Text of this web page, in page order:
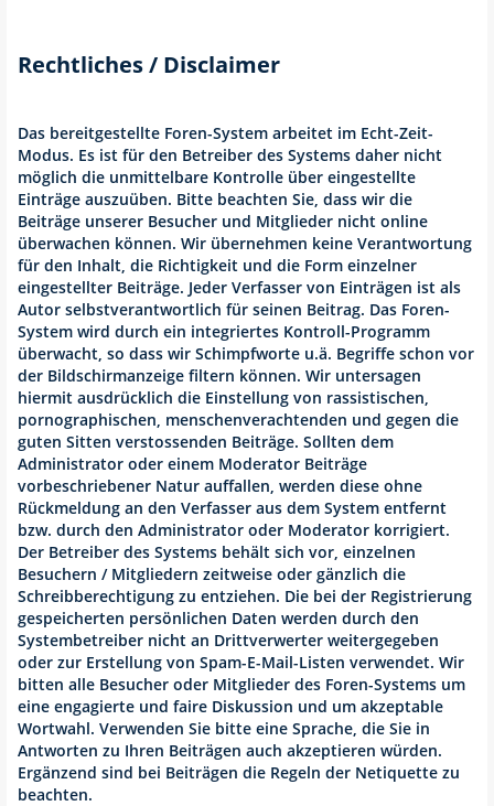
Rechtliches / Disclaimer
Das bereitgestellte Foren-System arbeitet im Echt-Zeit-
Modus. Es ist für den Betreiber des Systems daher nicht
möglich die unmittelbare Kontrolle über eingestellte
Einträge auszuüben. Bitte beachten Sie, dass wir die
Beiträge unserer Besucher und Mitglieder nicht online
überwachen können. Wir übernehmen keine Verantwortung
für den Inhalt, die Richtigkeit und die Form einzelner
eingestellter Beiträge. Jeder Verfasser von Einträgen ist als
Autor selbstverantwortlich für seinen Beitrag. Das Foren-
System wird durch ein integriertes Kontroll-Programm
überwacht, so dass wir Schimpfworte u.ä. Begriffe schon vor
der Bildschirmanzeige filtern können. Wir untersagen
hiermit ausdrücklich die Einstellung von rassistischen,
pornographischen, menschenverachtenden und gegen die
guten Sitten verstossenden Beiträge. Sollten dem
Administrator oder einem Moderator Beiträge
vorbeschriebener Natur auffallen, werden diese ohne
Rückmeldung an den Verfasser aus dem System entfernt
bzw. durch den Administrator oder Moderator korrigiert.
Der Betreiber des Systems behält sich vor, einzelnen
Besuchern / Mitgliedern zeitweise oder gänzlich die
Schreibberechtigung zu entziehen. Die bei der Registrierung
gespeicherten persönlichen Daten werden durch den
Systembetreiber nicht an Drittverwerter weitergegeben
oder zur Erstellung von Spam-E-Mail-Listen verwendet. Wir
bitten alle Besucher oder Mitglieder des Foren-Systems um
eine engagierte und faire Diskussion und um akzeptable
Wortwahl. Verwenden Sie bitte eine Sprache, die Sie in
Antworten zu Ihren Beiträgen auch akzeptieren würden.
Ergänzend sind bei Beiträgen die Regeln der Netiquette zu
beachten.